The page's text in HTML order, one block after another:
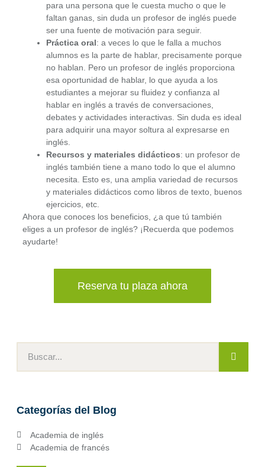
para una persona que le cuesta mucho o que le
faltan ganas, sin duda un profesor de inglés puede
ser una fuente de motivación para seguir.
Práctica oral: a veces lo que le falla a muchos
alumnos es la parte de hablar, precisamente porque
no hablan. Pero un profesor de inglés proporciona
esa oportunidad de hablar, lo que ayuda a los
estudiantes a mejorar su fluidez y confianza al
hablar en inglés a través de conversaciones,
debates y actividades interactivas. Sin duda es ideal
para adquirir una mayor soltura al expresarse en
inglés.
Recursos y materiales didácticos: un profesor de
inglés también tiene a mano todo lo que el alumno
necesita. Esto es, una amplia variedad de recursos
y materiales didácticos como libros de texto, buenos
ejercicios, etc.
Ahora que conoces los beneficios, ¿a que tú también
eliges a un profesor de inglés? ¡Recuerda que podemos
ayudarte!
Reserva tu plaza ahora
Categorías del Blog
Academia de inglés
Academia de francés